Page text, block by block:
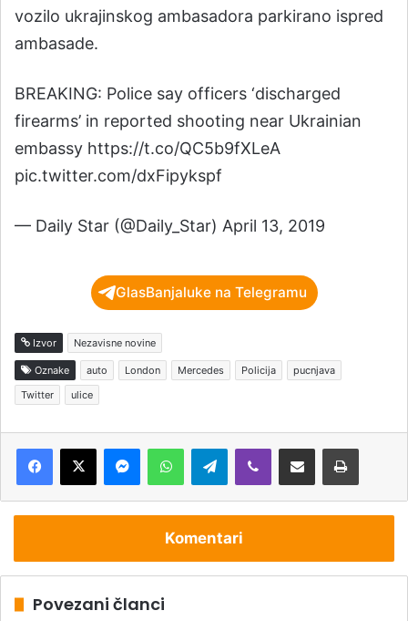
vozilo ukrajinskog ambasadora parkirano ispred
ambasade.
BREAKING: Police say officers ‘discharged
firearms’ in reported shooting near Ukrainian
embassy https://t.co/QC5b9fXLeA
pic.twitter.com/dxFipykspf
— Daily Star (@Daily_Star) April 13, 2019
GlasBanjaluke na Telegramu
Izvor Nezavisne novine
Oznake auto London Mercedes Policija
pucnjava
Twitter
ulice
Telegram
Komentari
Povezani članci